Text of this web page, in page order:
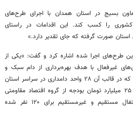
تعاون بسیج در استان همدان با اجرای طرح‌های
کشوری را کسب کند. این اقدامات در راستای
صورت گرفته که جای تقدیر دارد.»
طرح‌های اجرا شده اشاره کرد و گفت: «یکی از
غیرفعال با هدف بهره‌برداری از دام سبک و
افزایش تولید گوشت قرمز بوده که در قالب آن ۲۸ واحد دامداری در سراسر استان
فعال شده است. این طرح که ۲۵ میلیارد تومان بودجه از گروه اقتصاد مقاومتی
دریافت کرده، باعث ایجاد اشتغال مستقیم و غیرمستقیم برای ۱۲۰ نفر شده